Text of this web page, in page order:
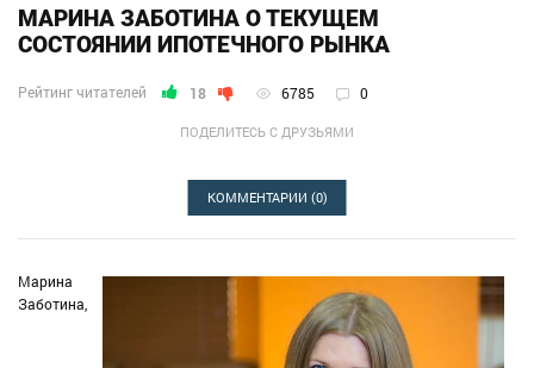
ПОДЕЛИТЕСЬ С ДРУЗЬЯМИ
МАРИНА ЗАБОТИНА О ТЕКУЩЕМ
СОСТОЯНИИ ИПОТЕЧНОГО РЫНКА
Рейтинг читателей 18 6785 0
КОММЕНТАРИИ (0)
Марина
Заботина,